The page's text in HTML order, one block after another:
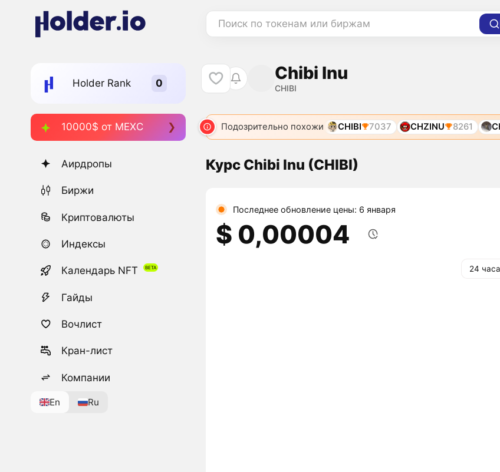
Поиск по токенам или биржам
Holder Rank
10000$ от MEXC
Аирдропы
Биржи
Криптовалюты
Индексы
Календарь NFT
Гайды
Вочлист
Кран-лист
Компании
En Ru
Chibi Inu
CHIBI
Подозрительно похожи CHIBI 7037 CHZINU 8261
Курс Chibi Inu (CHIBI)
Последнее обновление цены: 6 января
$ 0,00004
24 часа